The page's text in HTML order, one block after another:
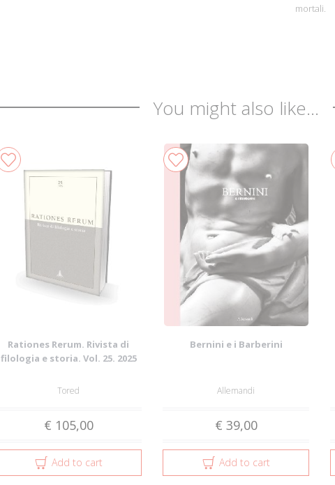
mortali.
You might also like...
Rationes Rerum. Rivista di
filologia e storia. Vol. 25. 2025
Tored
€ 105,00
Add to cart
Bernini e i Barberini
Allemandi
€ 39,00
Add to cart